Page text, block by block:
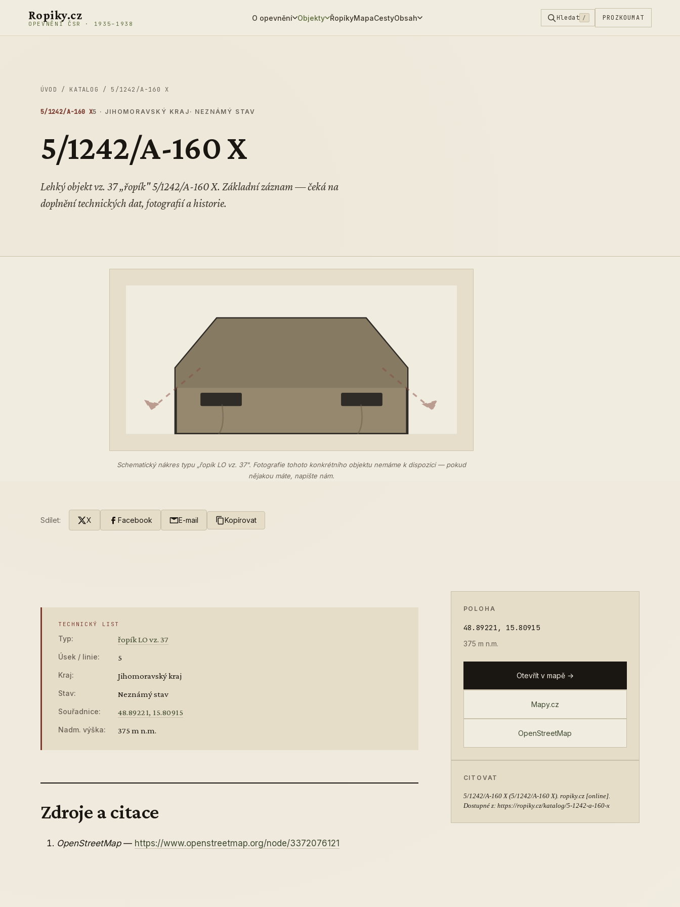
Ropiky.cz
OPEVNĚNÍ ČSR · 1935–1938
O opevnění Objekty ŘopíkyMapaCestyObsah Hledat / PROZKOUMAT
ÚVOD / KATALOG / 5/1242/A-160 X
5/1242/A-160 X5 · JIHOMORAVSKÝ KRAJ · NEZNÁMÝ STAV
5/1242/A-160 X
Lehký objekt vz. 37 „řopík" 5/1242/A-160 X. Základní záznam — čeká na
doplnění technických dat, fotografií a historie.
Schematický nákres typu „řopík LO vz. 37". Fotografie tohoto konkrétního objektu nemáme k dispozici — pokud
nějakou máte, napište nám.
Sdílet: X Facebook E-mail Kopírovat
TECHNICKÝ LIST
Typ: řopík LO vz. 37
Úsek / linie: 5
Kraj: Jihomoravský kraj
Stav: Neznámý stav
Souřadnice: 48.89221, 15.80915
Nadm. výška: 375 m n.m.
Zdroje a citace
OpenStreetMap— https://www.openstreetmap.org/node/3372076121
POLOHA
48.89221, 15.80915
375 m n.m.
Otevřít v mapě →
Mapy.cz
OpenStreetMap
CITOVAT
5/1242/A-160 X(5/1242/A-160 X). ropiky.cz [online].
Dostupné z: https://ropiky.cz/katalog/5-1242-a-160-x